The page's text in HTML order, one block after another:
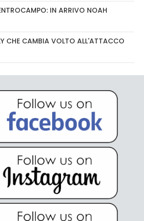
IN ARRIVO NOAH
CHE CAMBIA VOLTO ALL'ATTACCO